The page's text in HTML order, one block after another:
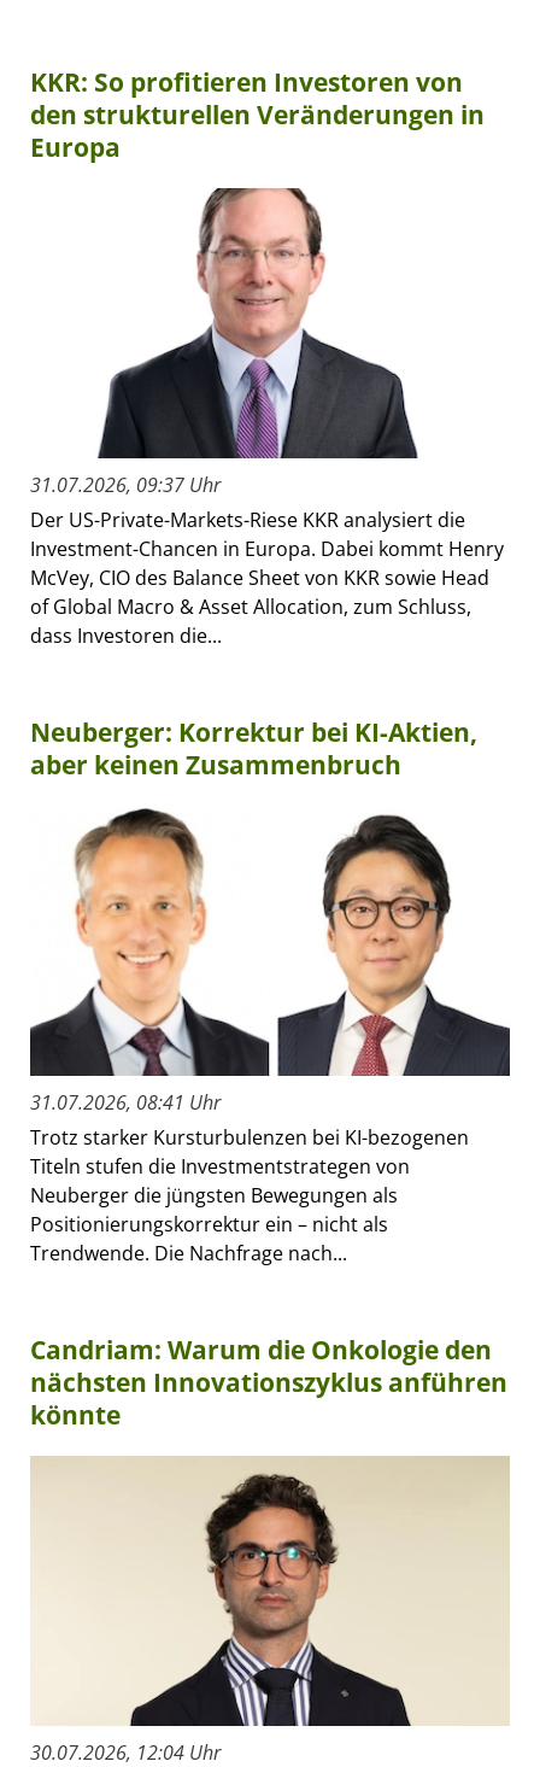
KKR: So profitieren Investoren von
den strukturellen Veränderungen in
Europa
31.07.2026, 09:37 Uhr
Der US-Private-Markets-Riese KKR analysiert die
Investment-Chancen in Europa. Dabei kommt Henry
McVey, CIO des Balance Sheet von KKR sowie Head
of Global Macro & Asset Allocation, zum Schluss,
dass Investoren die...
Neuberger: Korrektur bei KI-Aktien,
aber keinen Zusammenbruch
31.07.2026, 08:41 Uhr
Trotz starker Kursturbulenzen bei KI-bezogenen
Titeln stufen die Investmentstrategen von
Neuberger die jüngsten Bewegungen als
Positionierungskorrektur ein – nicht als
Trendwende. Die Nachfrage nach...
Candriam: Warum die Onkologie den
nächsten Innovationszyklus anführen
könnte
30.07.2026, 12:04 Uhr